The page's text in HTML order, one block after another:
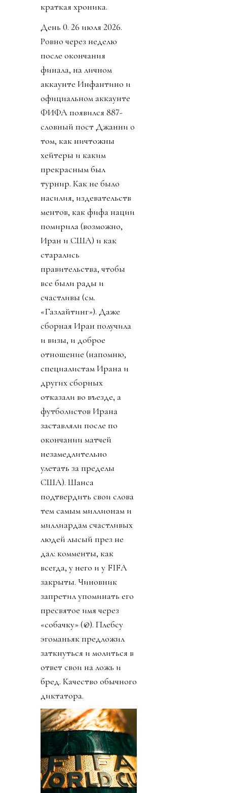
краткая хроника.
День 0. 26 июля 2026.
Ровно через неделю
после окончания
финала, на личном
аккаунте Инфантино и
официальном аккаунте
ФИФА появился 887-
словный пост Джанни о
том, как ничтожны
хейтеры и каким
прекрасным был
турнир. Как не было
насилия, издевательств
ментов, как фифа нации
помирила (возможно,
Иран и США) и как
старались
правительства, чтобы
все были рады и
счастливы (см.
«Газлайтинг»). Даже
сборная Иран получила
и визы, и доброе
отношение (напомню,
специалистам Ирана и
других сборных
отказали во въезде, а
футболистов Ирана
заставляли после по
окончании матчей
незамедлительно
улетать за пределы
США). Шанса
подтвердить свои слова
тем самым миллионам и
миллиардам счастливых
людей лысый през не
дал: комменты, как
всегда, у него и у FIFA
закрыты. Чиновник
запретил упоминать его
пресвятое имя через
«собачку» (@). Плебсу
эгоманьяк предложил
заткнуться и молиться в
ответ свои на ложь и
бред. Качество обычного
диктатора.